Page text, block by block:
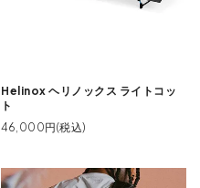
Helinox ヘリノックス ライトコッ
ト
46,000円(税込)